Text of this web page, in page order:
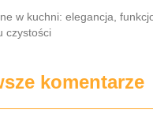
w kuchni: elegancja,
czystości
komentarze